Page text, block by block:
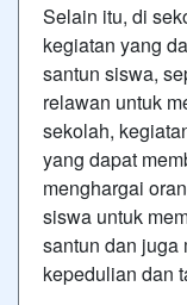
Selain itu, di
kegiatan yang
santun siswa,
relawan untuk
sekolah,
yang dapat
menghargai
siswa untuk
santun dan juga
kepedulian dan